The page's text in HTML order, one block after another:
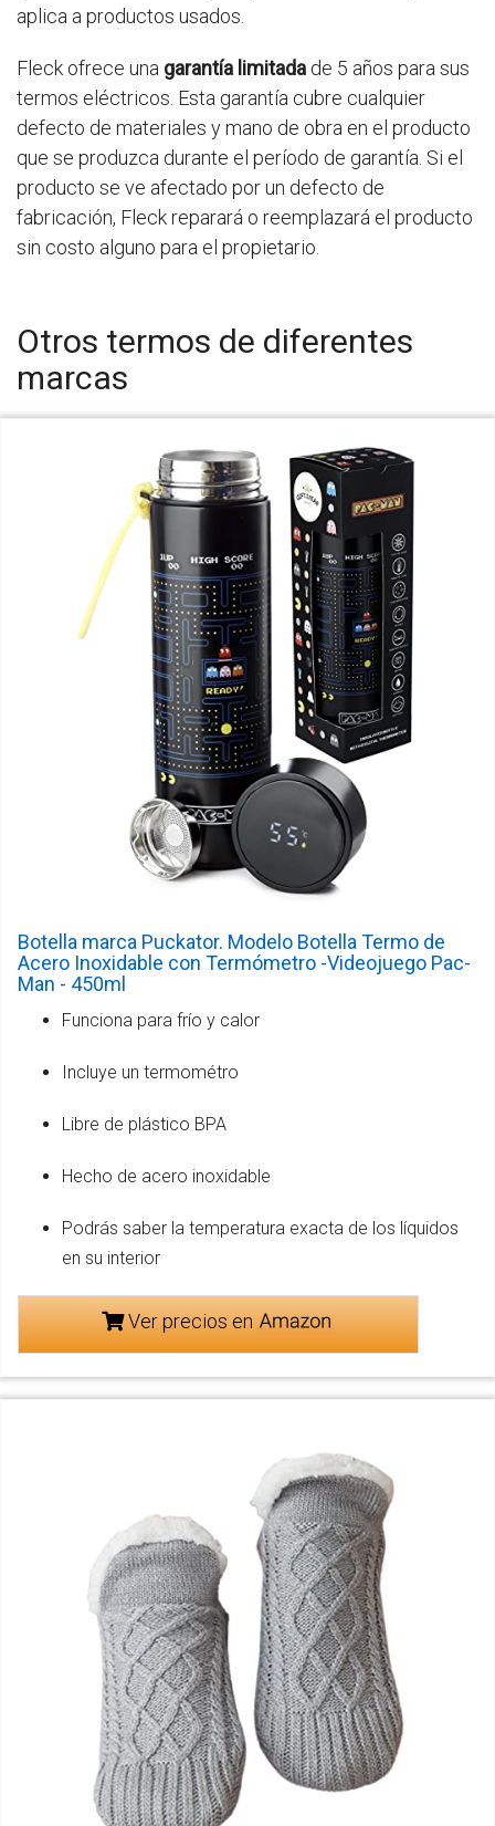
aplica a productos usados.
Fleck ofrece una garantía limitada de 5 años para sus
termos eléctricos. Esta garantía cubre cualquier
defecto de materiales y mano de obra en el producto
que se produzca durante el período de garantía. Si el
producto se ve afectado por un defecto de
fabricación, Fleck reparará o reemplazará el producto
sin costo alguno para el propietario.
Otros termos de diferentes
marcas
Botella marca Puckator. Modelo Botella Termo de
Acero Inoxidable con Termómetro -Videojuego Pac-
Man - 450ml
Funciona para frío y calor
Incluye un termométro
Libre de plástico BPA
Hecho de acero inoxidable
Podrás saber la temperatura exacta de los líquidos
en su interior
Ver precios en